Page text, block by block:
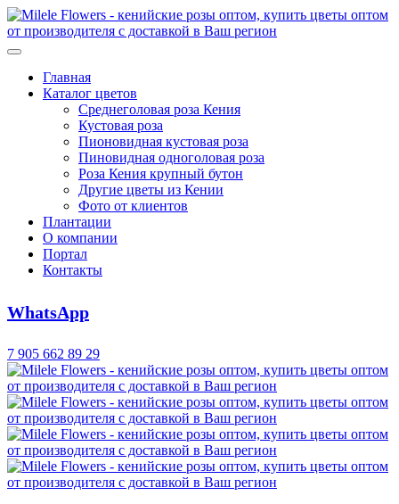
Главная
Каталог цветов
Среднеголовая роза Кения
Кустовая роза
Пионовидная кустовая роза
Пиновидная одноголовая роза
Роза Кения крупный бутон
Другие цветы из Кении
Фото от клиентов
Плантации
О компании
Портал
Контакты
WhatsApp
7 905 662 89 29